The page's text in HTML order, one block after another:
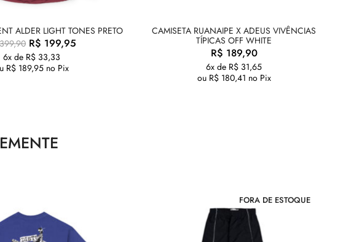
ALDER LIGHT TONES PRETO
R$ 199,95
6x de R$ 33,33
R$ 189,95 no Pix
CAMISETA RUANAIPE X ADEUS VIVÊNCIAS
TÍPICAS OFF WHITE
R$ 189,90
6x de R$ 31,65
ou R$180,41 no Pix
FORA DE ESTOQUE